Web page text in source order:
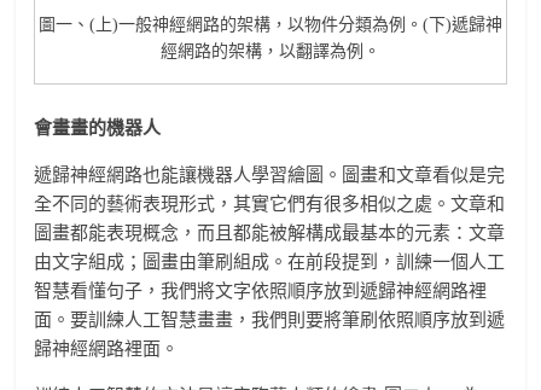
圖一、(上)一般神經網路的架構，以物件分類為例。(下)遞歸神
經網路的架構，以翻譯為例。
會畫畫的機器人
遞歸神經網路也能讓機器人學習繪圖。圖畫和文章看似是完
全不同的藝術表現形式，其實它們有很多相似之處。文章和
圖畫都能表現概念，而且都能被解構成最基本的元素：文章
由文字組成；圖畫由筆刷組成。在前段提到，訓練一個人工
智慧看懂句子，我們將文字依照順序放到遞歸神經網路裡
面。要訓練人工智慧畫畫，我們則要將筆刷依照順序放到遞
歸神經網路裡面。